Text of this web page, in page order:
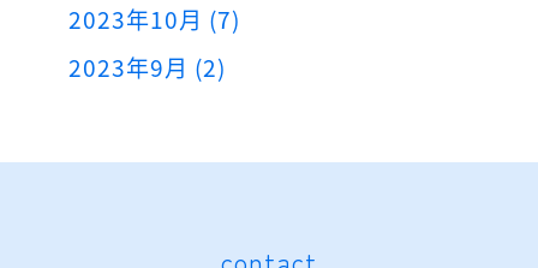
2023年10月 (7)
2023年9月 (2)